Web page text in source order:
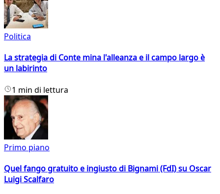
Politica
La strategia di Conte mina l'alleanza e il campo largo è
un labirinto
1 min di lettura
Primo piano
Quel fango gratuito e ingiusto di Bignami (FdI) su Oscar
Luigi Scalfaro